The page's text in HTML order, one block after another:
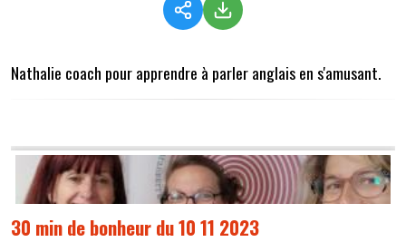
Nathalie coach pour apprendre à parler anglais en s'amusant.
30 min de bonheur du 10 11 2023